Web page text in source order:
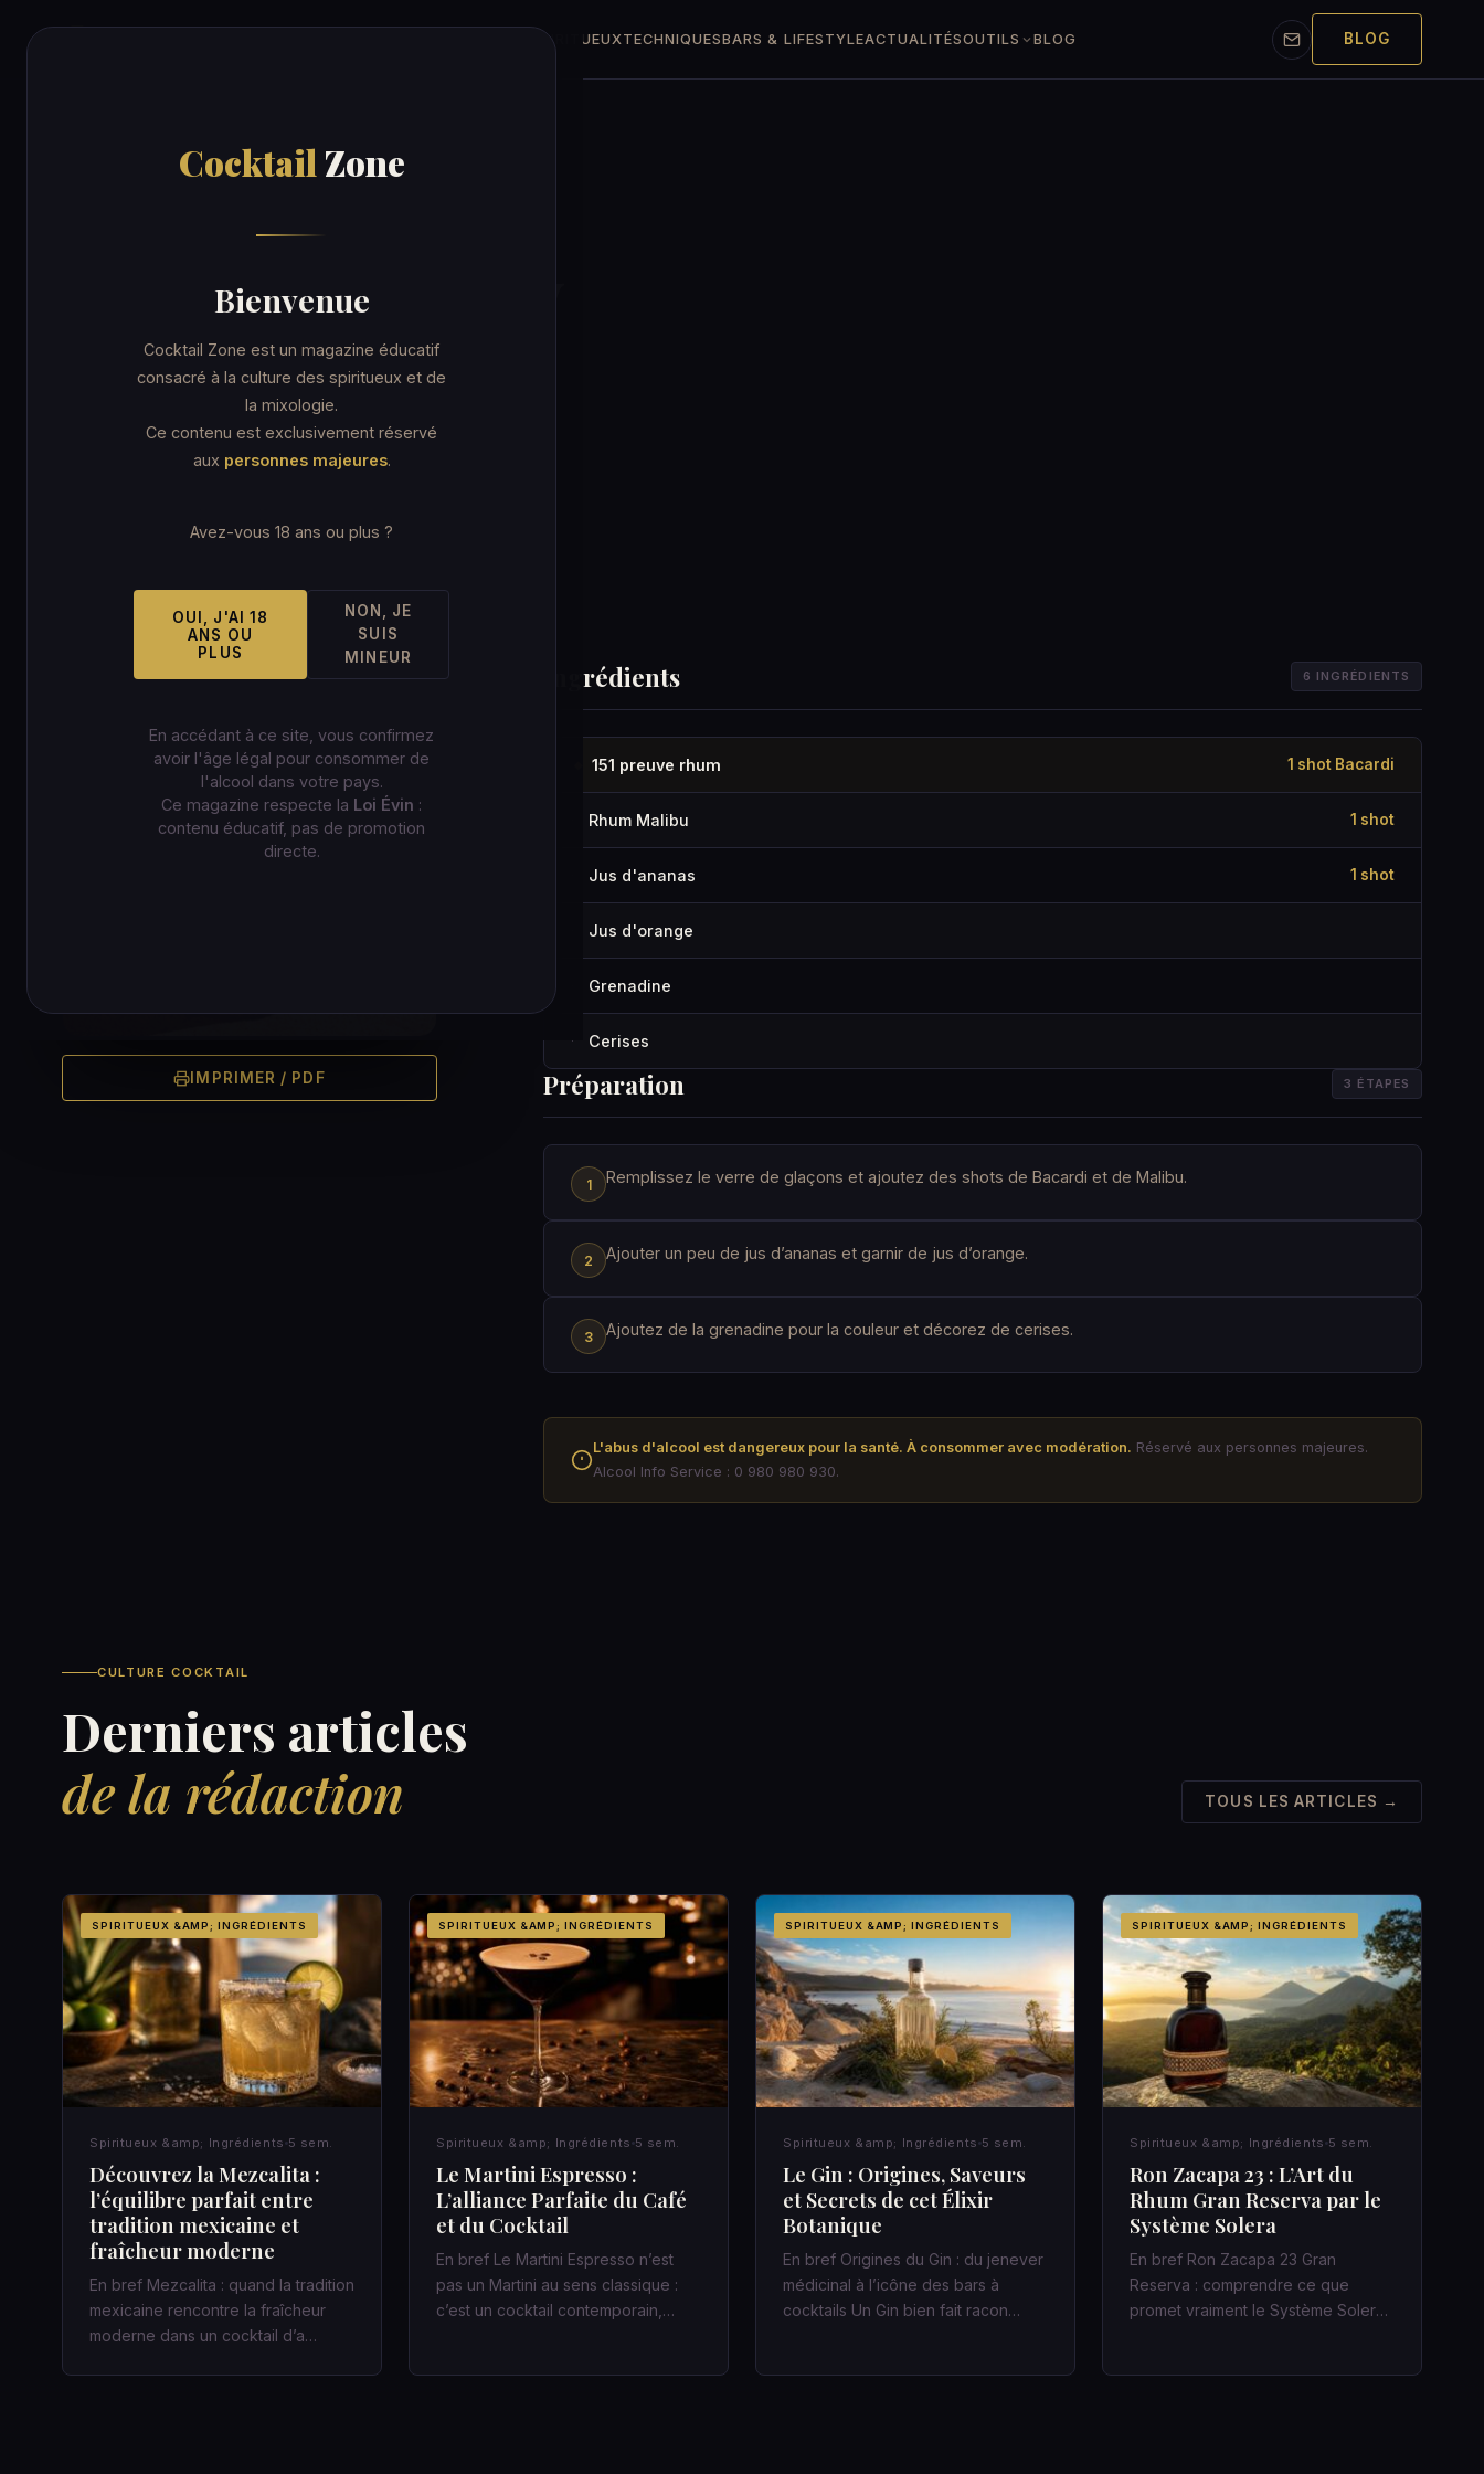
Cocktail Zone
Bienvenue
Cocktail Zone est un magazine éducatif
consacré à la culture des spiritueux et de
la mixologie.
Ce contenu est exclusivement réservé
aux personnes majeures.
Avez-vous 18 ans ou plus ?
OUI, J'AI 18
ANS OU
PLUS
NON, JE
SUIS
MINEUR
En accédant à ce site, vous confirmez
avoir l'âge légal pour consommer de
l'alcool dans votre pays.
Ce magazine respecte la Loi Évin :
contenu éducatif, pas de promotion
directe.
CocktailZone SPIRITUEUX TECHNIQUESBARS & LIFESTYLEACTUALITÉSOUTILS BLOG BLOG
Space Odyssey
Space Odyssey
Verre highball ★★★ Avancé
IMPRIMER / PDF
Ingrédients 6 INGRÉDIENTS
151 preuve rhum 1 shot Bacardi
Rhum Malibu 1 shot
Jus d'ananas 1 shot
Jus d'orange
Grenadine
· Cerises
Préparation 3 ÉTAPES
Remplissez le verre de glaçons et ajoutez des shots de Bacardi et de Malibu.
Ajouter un peu de jus d’ananas et garnir de jus d’orange.
Ajoutez de la grenadine pour la couleur et décorez de cerises.
L'abus d'alcool est dangereux pour la santé. À consommer avec modération. Réservé aux personnes majeures.
Alcool Info Service : 0 980 980 930.
CULTURE COCKTAIL
Derniers articles
de la rédaction
TOUS LES ARTICLES →
SPIRITUEUX &AMP; INGRÉDIENTS
Spiritueux &amp; Ingrédients 5 sem.
Découvrez la Mezcalita :
l’équilibre parfait entre
tradition mexicaine et
fraîcheur moderne
En bref Mezcalita : quand la tradition
mexicaine rencontre la fraîcheur
moderne dans un cocktail d’a…
SPIRITUEUX &AMP; INGRÉDIENTS
Spiritueux &amp; Ingrédients 5 sem.
Le Martini Espresso :
L’alliance Parfaite du Café
et du Cocktail
En bref Le Martini Espresso n’est
pas un Martini au sens classique :
c’est un cocktail contemporain,…
SPIRITUEUX &AMP; INGRÉDIENTS
Spiritueux &amp; Ingrédients 5 sem.
Le Gin : Origines, Saveurs
et Secrets de cet Élixir
Botanique
En bref Origines du Gin : du jenever
médicinal à l’icône des bars à
cocktails Un Gin bien fait racon…
SPIRITUEUX &AMP; INGRÉDIENTS
Spiritueux &amp; Ingrédients 5 sem.
Ron Zacapa 23 : L’Art du
Rhum Gran Reserva par le
Système Solera
En bref Ron Zacapa 23 Gran
Reserva : comprendre ce que
promet vraiment le Système Solera